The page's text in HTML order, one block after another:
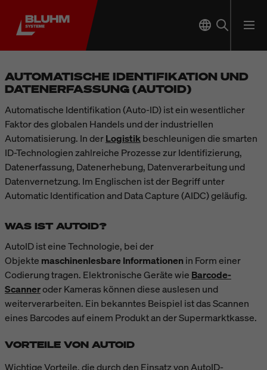
AUTOMATISCHE IDENTIFIKATION UND
DATENERFASSUNG (AUTOID)
Automatische Identifikation (Auto-ID) ist ein wesentlicher
Faktor des globalen Handels und derindustriellen
Automatisierung. In derLogistikbeschleunigen die smarten
ID-Technologien zahlreiche Prozesse zur Identifizierung,
Datenerfassung, Datenerhebung, Datenverarbeitung und
Datenvernetzung. Im Englischen ist der Begriff unter
Automatic Identification and Data Capture (AIDC) geläufig.
WAS IST AUTOID?
AutoID ist eine Technologie, bei der
Objekte maschinenlesbare Informationenin Form einer
Codierung tragen. Elektronische Geräte wie Barcode-
Scanneroder Kameras können diese auslesen und
weiterverarbeiten. Ein bekanntes Beispiel ist das Scannen
eines Barcodes auf einem Produkt an der Supermarktkasse.
VORTEILE VON AUTOID
Wichtige Vorteile, die durch den Einsatz von AutoID-